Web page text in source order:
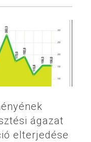
ágazat
elterjedése